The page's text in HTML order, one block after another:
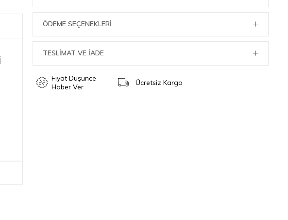
ÖDEME SEÇENEKLERI
TESLİMAT VE İADE
Fiyat Düşünce
Haber Ver
Ücretsiz Kargo